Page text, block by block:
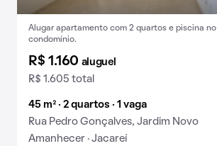
Alugar apartamento com 2 quartos e piscina no
condomínio.
R$ 1.160 aluguel
R$ 1.605 total
45 m² · 2 quartos · 1 vaga
Rua Pedro Gonçalves, Jardim Novo
Amanhecer · Jacareí